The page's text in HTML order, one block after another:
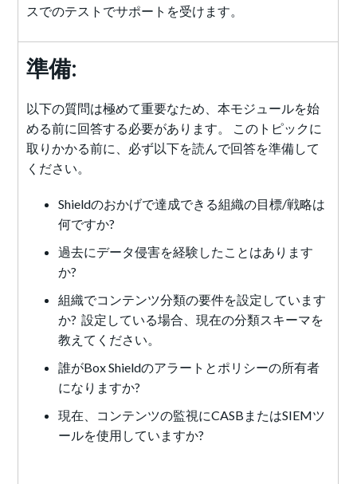
スでのテストでサポートを受けます。
準備:
以下の質問は極めて重要なため、本モジュールを始
める前に回答する必要があります。 このトピックに
取りかかる前に、必ず以下を読んで回答を準備して
ください。
Shieldのおかげで達成できる組織の目標/戦略は
何ですか?
過去にデータ侵害を経験したことはあります
か?
組織でコンテンツ分類の要件を設定しています
か? 設定している場合、現在の分類スキーマを
教えてください。
誰がBox Shieldのアラートとポリシーの所有者
になりますか?
現在、コンテンツの監視にCASBまたはSIEMツ
ールを使用していますか?